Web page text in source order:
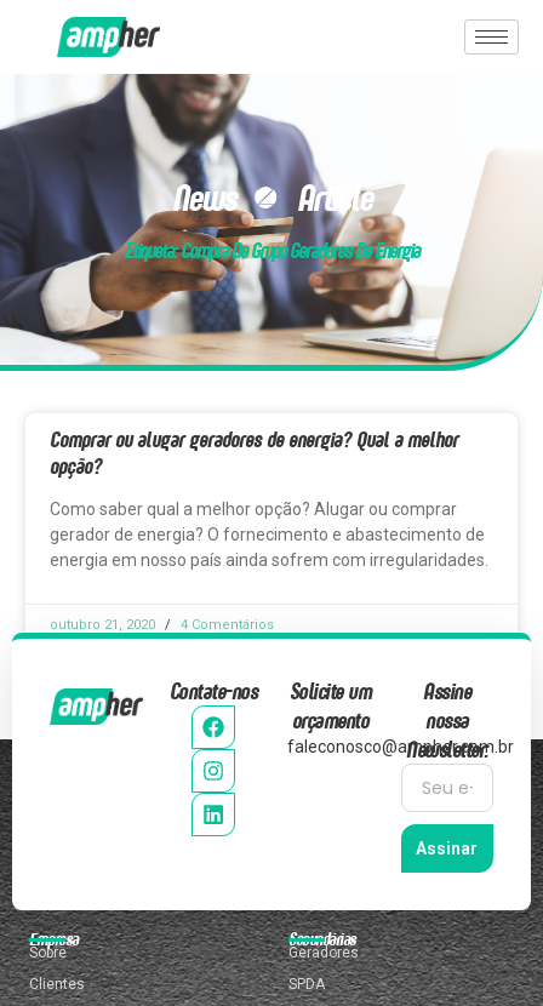
News & Article
Etiqueta: Compra De Grupo Geradores De Energia
Comprar ou alugar geradores de energia? Qual a melhor
opção?
Como saber qual a melhor opção? Alugar ou comprar
gerador de energia? O fornecimento e abastecimento de
energia em nosso país ainda sofrem com irregularidades.
outubro 21, 2020 4 Comentários
Contate-nos
Solicite um
orçamento
faleconosco@ampher.com.br
Assine
nossa
Newsletter:
Assinar
Empresa
Sobre
Clientes
Secundárias
Geradores
SPDA